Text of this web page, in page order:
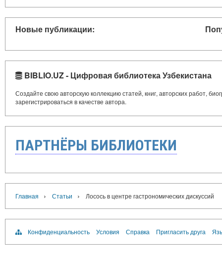
Новые публикации:
BIBLIO.UZ - Цифровая библиотека Узбекистана
Создайте свою авторскую коллекцию статей, книг, авторских работ,
зарегистрироваться в качестве автора.
ПАРТНЁРЫ БИБЛИОТЕКИ
Главная › Статьи › Лосось в центре гастрономических дискуссий
Конфиденциальность Условия Справка Пригласить друга